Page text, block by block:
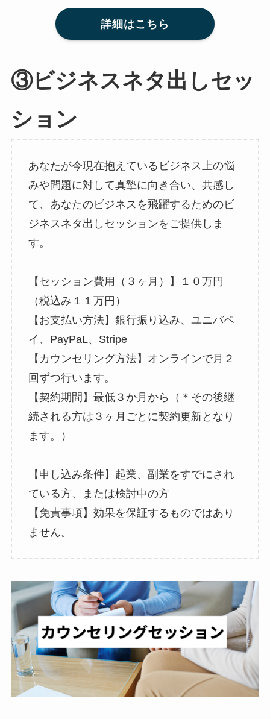
詳細はこちら
③ビジネスネタ出しセッ
ション
あなたが今現在抱えているビジネス上の悩
みや問題に対して真摯に向き合い、共感し
て、あなたのビジネスを飛躍するためのビ
ジネスネタ出しセッションをご提供しま
す。
【セッション費用（３ヶ月）】１０万円
（税込み１１万円）
【お支払い方法】銀行振り込み、ユニバペ
イ、PayPaL、Stripe
【カウンセリング方法】オンラインで月２
回ずつ行います。
【契約期間】最低３か月から（＊その後継
続される方は３ヶ月ごとに契約更新となり
ます。）
【申し込み条件】起業、副業をすでにされ
ている方、または検討中の方
【免責事項】効果を保証するものではあり
ません。